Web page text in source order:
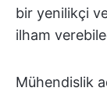
bir yenilikçi
ilham
Mühendislik